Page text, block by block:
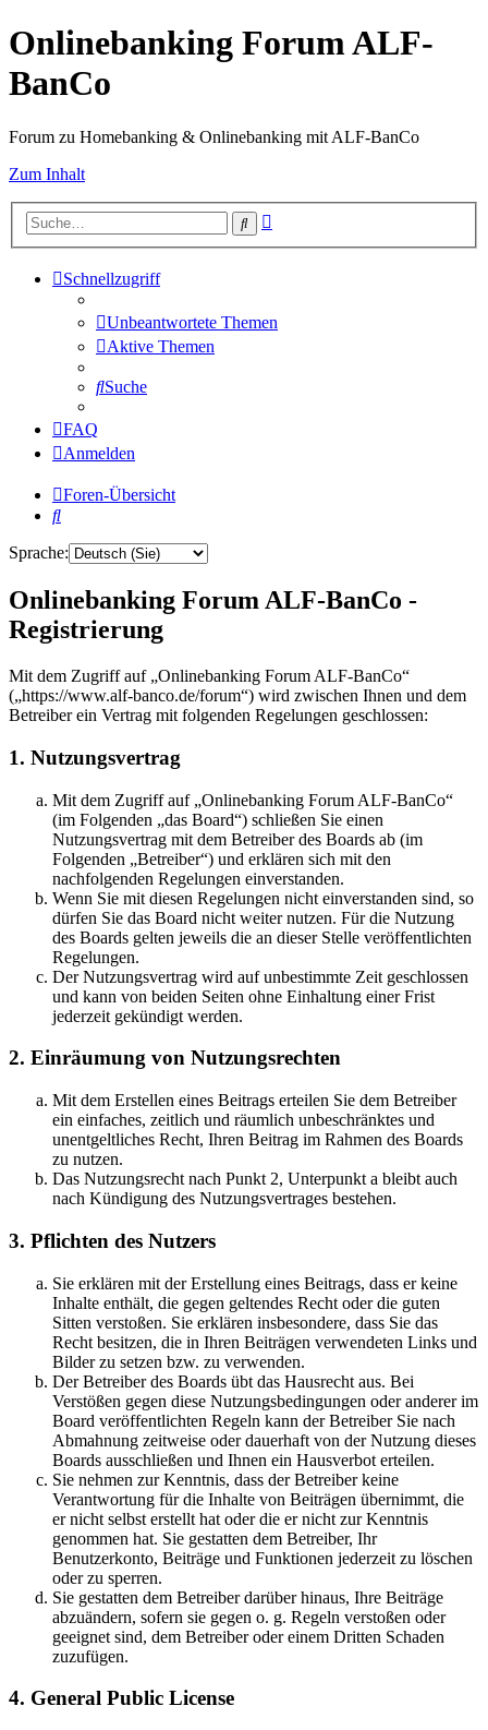
Onlinebanking Forum ALF-
BanCo
Forum zu Homebanking & Onlinebanking mit ALF-BanCo
Zum Inhalt
Suche
Schnellzugriff
Unbeantwortete Themen
Aktive Themen
Suche
FAQ
Anmelden
Foren-Übersicht
Suche
Sprache:
Onlinebanking Forum ALF-BanCo -
Registrierung
Mit dem Zugriff auf „Onlinebanking Forum ALF-BanCo“
(„https://www.alf-banco.de/forum“) wird zwischen Ihnen und dem
Betreiber ein Vertrag mit folgenden Regelungen geschlossen:
1. Nutzungsvertrag
Mit dem Zugriff auf „Onlinebanking Forum ALF-BanCo“
(im Folgenden „das Board“) schließen Sie einen
Nutzungsvertrag mit dem Betreiber des Boards ab (im
Folgenden „Betreiber“) und erklären sich mit den
nachfolgenden Regelungen einverstanden.
Wenn Sie mit diesen Regelungen nicht einverstanden sind, so
dürfen Sie das Board nicht weiter nutzen. Für die Nutzung
des Boards gelten jeweils die an dieser Stelle veröffentlichten
Regelungen.
Der Nutzungsvertrag wird auf unbestimmte Zeit geschlossen
und kann von beiden Seiten ohne Einhaltung einer Frist
jederzeit gekündigt werden.
2. Einräumung von Nutzungsrechten
Mit dem Erstellen eines Beitrags erteilen Sie dem Betreiber
ein einfaches, zeitlich und räumlich unbeschränktes und
unentgeltliches Recht, Ihren Beitrag im Rahmen des Boards
zu nutzen.
Das Nutzungsrecht nach Punkt 2, Unterpunkt a bleibt auch
nach Kündigung des Nutzungsvertrages bestehen.
3. Pflichten des Nutzers
Sie erklären mit der Erstellung eines Beitrags, dass er keine
Inhalte enthält, die gegen geltendes Recht oder die guten
Sitten verstoßen. Sie erklären insbesondere, dass Sie das
Recht besitzen, die in Ihren Beiträgen verwendeten Links und
Bilder zu setzen bzw. zu verwenden.
Der Betreiber des Boards übt das Hausrecht aus. Bei
Verstößen gegen diese Nutzungsbedingungen oder anderer im
Board veröffentlichten Regeln kann der Betreiber Sie nach
Abmahnung zeitweise oder dauerhaft von der Nutzung dieses
Boards ausschließen und Ihnen ein Hausverbot erteilen.
Sie nehmen zur Kenntnis, dass der Betreiber keine
Verantwortung für die Inhalte von Beiträgen übernimmt, die
er nicht selbst erstellt hat oder die er nicht zur Kenntnis
genommen hat. Sie gestatten dem Betreiber, Ihr
Benutzerkonto, Beiträge und Funktionen jederzeit zu löschen
oder zu sperren.
Sie gestatten dem Betreiber darüber hinaus, Ihre Beiträge
abzuändern, sofern sie gegen o. g. Regeln verstoßen oder
geeignet sind, dem Betreiber oder einem Dritten Schaden
zuzufügen.
4. General Public License